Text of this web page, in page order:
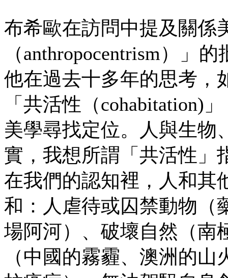
布希歐在訪問中提及關係
（anthropocentrism）」
他在過去十多年的思考，
「共活性（cohabitation)
美學尋找定位。人與生物
實，我想所謂「共活性」
在我們的認知裡，人和其
和：人虐待或囚禁動物（
場阿河）、破壞自然（南
（中國的霧霾、澳洲的